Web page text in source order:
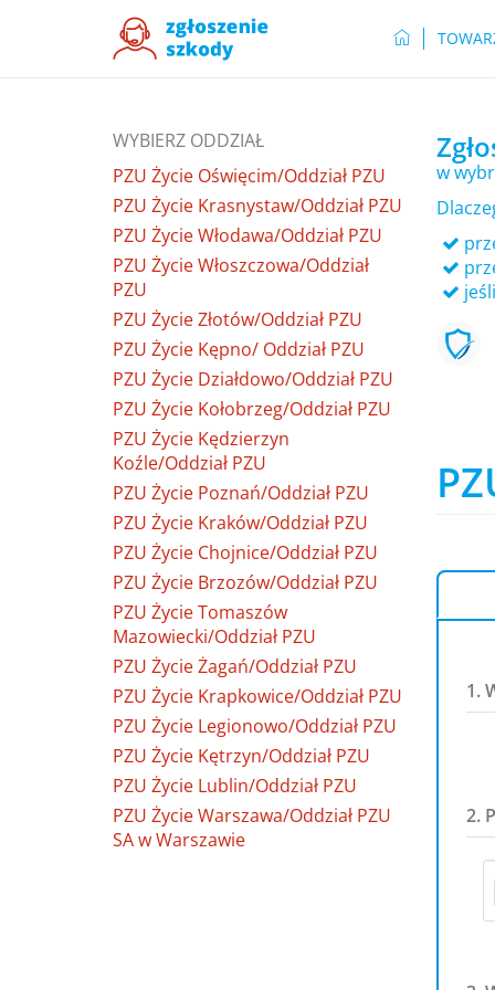
WYBIERZ ODDZIAŁ
PZU Życie Oświęcim/Oddział PZU
PZU Życie Krasnystaw/Oddział PZU
PZU Życie Włodawa/Oddział PZU
PZU Życie Włoszczowa/Oddział
PZU
PZU Życie Złotów/Oddział PZU
PZU Życie Kępno/ Oddział PZU
PZU Życie Działdowo/Oddział PZU
PZU Życie Kołobrzeg/Oddział PZU
PZU Życie Kędzierzyn
Koźle/Oddział PZU
PZU Życie Poznań/Oddział PZU
PZU Życie Kraków/Oddział PZU
PZU Życie Chojnice/Oddział PZU
PZU Życie Brzozów/Oddział PZU
PZU Życie Tomaszów
Mazowiecki/Oddział PZU
PZU Życie Żagań/Oddział PZU
PZU Życie Krapkowice/Oddział PZU
PZU Życie Legionowo/Oddział PZU
PZU Życie Kętrzyn/Oddział PZU
PZU Życie Lublin/Oddział PZU
PZU Życie Warszawa/Oddział PZU
SA w Warszawie
w
1.
2.